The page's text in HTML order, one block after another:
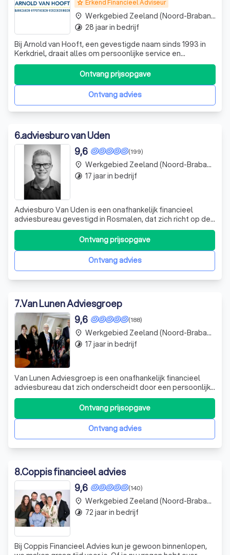
grade Erkend Financieel Adviseur
Bij Arnold van Hooft, een gevestigde naam sinds 1993 in
Kerkdriel, draait alles om persoonlijke service en
aandacht. Wij zijn een kleinschalig kantoor waar we onze
klanten bij naam kennen en hun situatie begrijpen. Wij
geloven in open en eerlijke gesprekken en streven naar
persoonlijk contact. MaarOntvang advies
Ontvang prijsopgave
place Werkgebied Zeeland (Noord-Brabant)
timelapse 28 jaar in bedrijf
6.adviesburo van Uden
(199)
9,6
Adviesburo Van Uden is een onafhankelijk financieel
adviesbureau gevestigd in Rosmalen, dat zich richt op de
regio's Den Bosch, Oss en Berlicum. Met meer dan 30 jaar
ervaring in de branche, bieden we deskundig advies op
maat voor al uw financiële behoeften. Of u nu op zoek
bent naar de beste hypotheOntvang advies
Ontvang prijsopgave
place Werkgebied Zeeland (Noord-Brabant)
timelapse 17 jaar in bedrijf
7.Van Lunen Adviesgroep
(188)
9,6
Van Lunen Adviesgroep is een onafhankelijk financieel
adviesbureau dat zich onderscheidt door een persoonlijke
en professionele benadering. Wij houden ons kantoor
bewust klein om u de persoonlijke aandacht te kunnen
geven die u verdient. Onze expertise omvat
verzekeringen, hypotheken, pensioenen en
Ontvang advies
Ontvang prijsopgave
place Werkgebied Zeeland (Noord-Brabant)
timelapse 17 jaar in bedrijf
8.Coppis financieel advies
(140)
9,6
Bij Coppis Financieel Advies kun je gewoon binnenlopen,
place Werkgebied Zeeland (Noord-Brabant)
timelapse 72 jaar in bedrijf